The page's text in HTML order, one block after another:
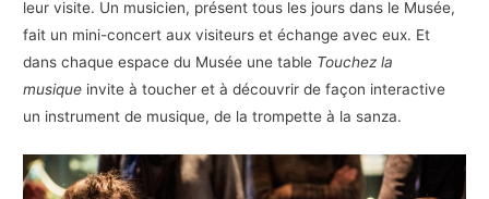
leur visite. Un musicien, présent tous les jours dans le Musée,
fait un mini-concert aux visiteurs et échange avec eux. Et
dans chaque espace du Musée une table Touchez la
musique invite à toucher et à découvrir de façon interactive
un instrument de musique, de la trompette à la sanza.